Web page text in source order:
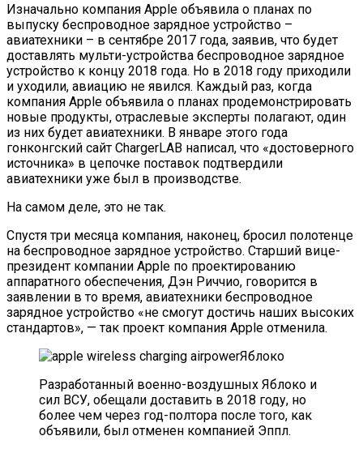
Изначально компания Apple объявила о планах по
выпуску беспроводное зарядное устройство –
авиатехники – в сентябре 2017 года, заявив, что будет
доставлять мульти-устройства беспроводное зарядное
устройство к концу 2018 года. Но в 2018 году приходили
и уходили, авиацию не явился. Каждый раз, когда
компания Apple объявила о планах продемонстрировать
новые продукты, отраслевые эксперты полагают, один
из них будет авиатехники. В январе этого года
гонконгский сайт ChargerLAB написал, что «достоверного
источника» в цепочке поставок подтвердили
авиатехники уже был в производстве.
На самом деле, это не так.
Спустя три месяца компания, наконец, бросил полотенце
на беспроводное зарядное устройство. Старший вице-
президент компании Apple по проектированию
аппаратного обеспечения, Дэн Риччио, говорится в
заявлении в то время, авиатехники беспроводное
зарядное устройство «не смогут достичь наших высоких
стандартов», — так проект компания Apple отменила.
Яблоко
Разработанный военно-воздушных Яблоко и
сил ВСУ, обещали доставить в 2018 году, но
более чем через год-полтора после того, как
объявили, был отменен компанией Эппл.